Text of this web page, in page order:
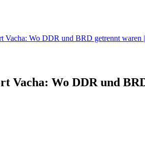
Vacha: Wo DDR und BRD getrennt
Vacha: Wo DDR und